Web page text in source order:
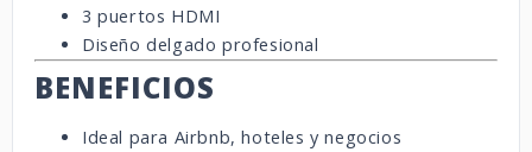
3 puertos HDMI
Diseño delgado profesional
BENEFICIOS
Ideal para Airbnb, hoteles y negocios